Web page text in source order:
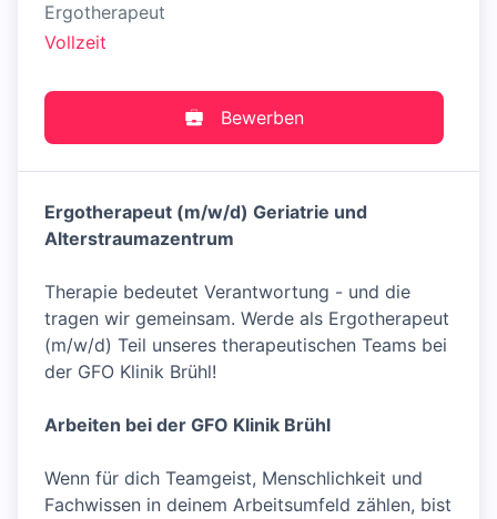
Ergotherapeut
Vollzeit
Bewerben
Ergotherapeut (m/w/d) Geriatrie und
Alterstraumazentrum
Therapie bedeutet Verantwortung - und die
tragen wir gemeinsam. Werde als Ergotherapeut
(m/w/d) Teil unseres therapeutischen Teams bei
der GFO Klinik Brühl!
Arbeiten bei der GFO Klinik Brühl
Wenn für dich Teamgeist, Menschlichkeit und
Fachwissen in deinem Arbeitsumfeld zählen, bist